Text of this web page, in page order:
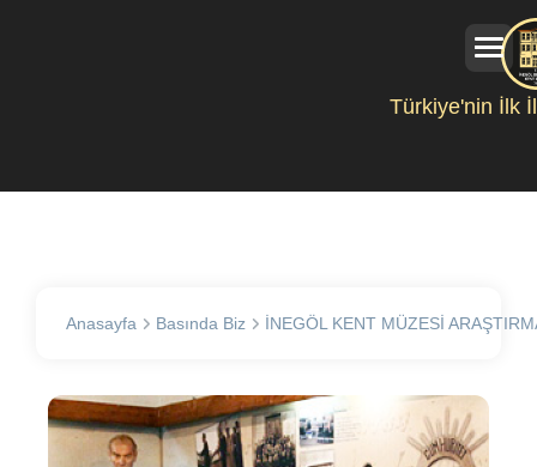
Türkiye'nin İlk
Anasayfa Basında Biz İNEGÖL KENT MÜZESİ